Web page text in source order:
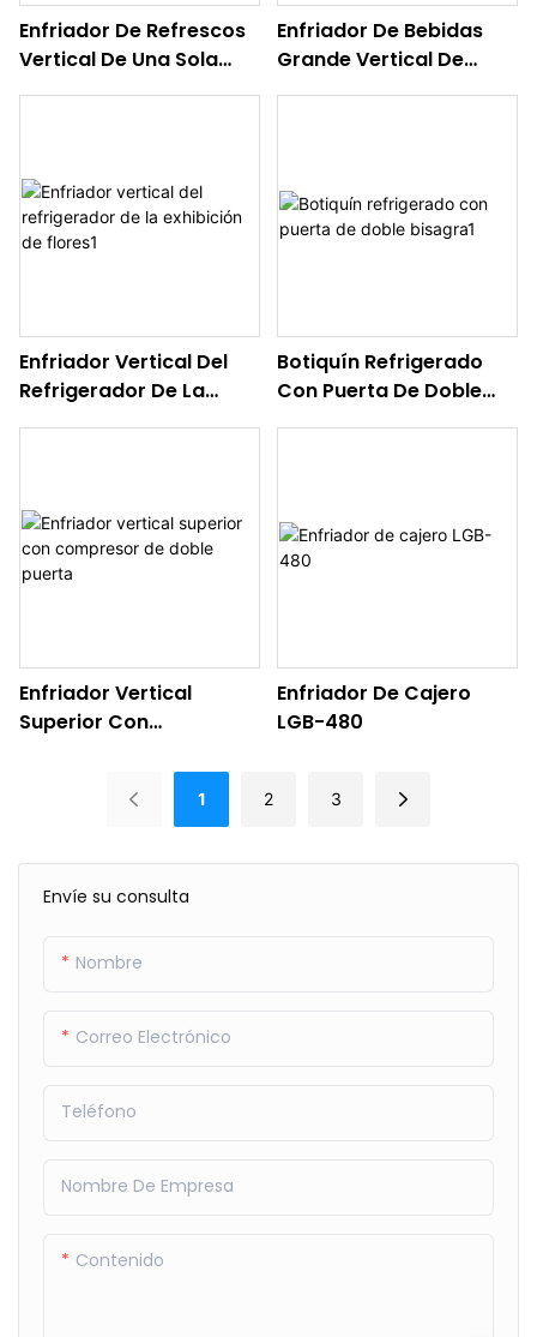
Envíe su consulta
Nombre
Correo Electrónico
Teléfono
Nombre De Empresa
Contenido
Enfriador De Refrescos
Vertical De Una Sola
Enfriador De Bebidas
Grande Vertical De
Enfriador Vertical Del
Refrigerador De La
Botiquín Refrigerado
Con Puerta De Doble
Enfriador Vertical
Superior Con
Enfriador De Cajero
LGB-480
1 2 3